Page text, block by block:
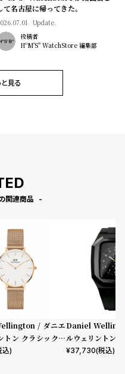
て名古屋に帰ってきた。
Update.
投稿者
HºM'S" WatchStore 編集部
見る
関連商品
/ ダニエ
トン クラシックペ
ルローズ ローズゴ
込)
Daniel
ルウェリントン
mm Apple
¥37,730(税込)